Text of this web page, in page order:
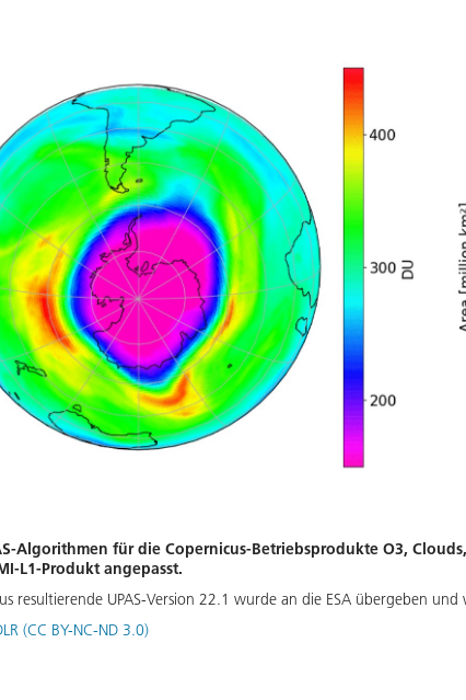
Algorithmen für die Copernicus-Betriebsprodukte O3,
L1-Produkt angepasst.
resultierende UPAS-Version 22.1 wurde an die ESA übergeben
(CC BY-NC-ND 3.0)